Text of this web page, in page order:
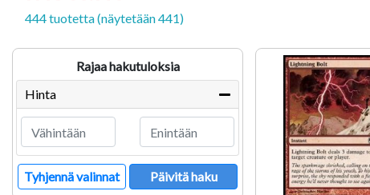
444 tuotetta (näytetään 441)
Rajaa hakutuloksia
Hinta
Tyhjennä valinnat Päivitä haku